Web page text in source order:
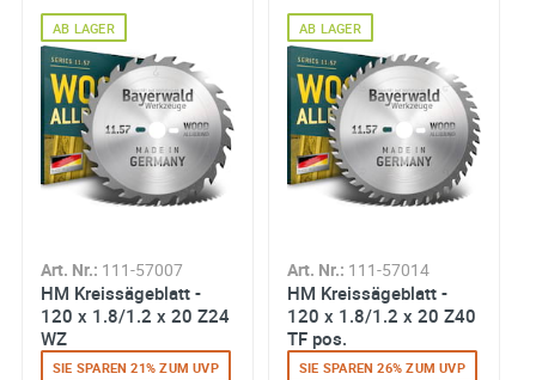
Art. Nr.: 111-57007
HM Kreissägeblatt -
120 x 1.8/1.2 x 20 Z24
WZ
AB LAGER
SIE SPAREN 21% ZUM UVP
Art. Nr.: 111-57014
HM Kreissägeblatt -
120 x 1.8/1.2 x 20 Z40
TF pos.
AB LAGER
SIE SPAREN 26% ZUM UVP